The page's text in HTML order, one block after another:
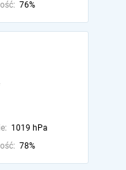
76%
1019 hPa
78%